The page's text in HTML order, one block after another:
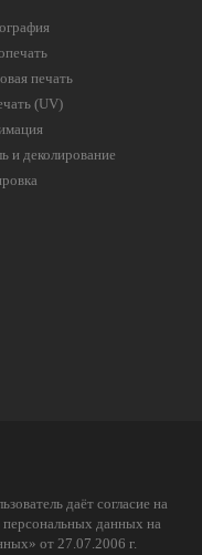
печать
(UV)
и деколирование
даёт согласие на
персональных данных на
от 27.07.2006 г.